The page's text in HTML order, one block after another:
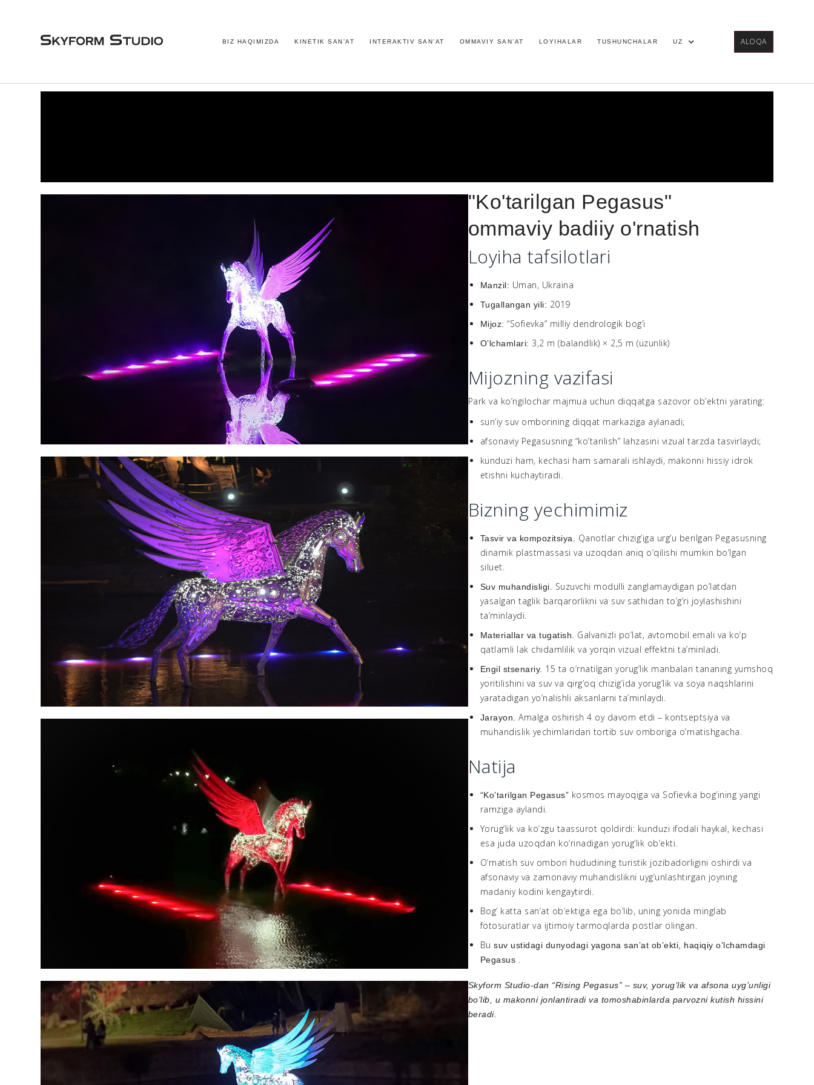
BIZ HAQIMIZDA KINETIK SAN’AT INTERAKTIV SAN’AT OMMAVIY SAN’AT LOYIHALAR TUSHUNCHALAR UZ ALOQA
"Ko'tarilgan Pegasus"
ommaviy badiiy o'rnatish
Loyiha tafsilotlari
Manzil: Uman, Ukraina
Tugallangan yili: 2019
Mijoz:“Sofievka” milliy dendrologik bog’i
O’lchamlari: 3,2 m (balandlik) × 2,5 m (uzunlik)
Mijozning vazifasi
Park va ko’ngilochar majmua uchun diqqatga sazovor ob’ektni yarating:
sun’iy suv omborining diqqat markaziga aylanadi;
afsonaviy Pegasusning “ko’tarilish” lahzasini vizual tarzda tasvirlaydi;
kunduzi ham, kechasi ham samarali ishlaydi, makonni hissiy idrok
etishni kuchaytiradi.
Bizning yechimimiz
Tasvir va kompozitsiya. Qanotlar chizig’iga urg’u berilgan Pegasusning
dinamik plastmassasi va uzoqdan aniq o’qilishi mumkin bo’lgan
siluet.
Suv muhandisligi. Suzuvchi modulli zanglamaydigan po’latdan
yasalgan taglik barqarorlikni va suv sathidan to’g’ri joylashishini
ta’minlaydi.
Materiallar va tugatish. Galvanizli po’lat, avtomobil emali va ko’p
qatlamli lak chidamlilik va yorqin vizual effektni ta’minladi.
Engil stsenariy. 15 ta o’rnatilgan yorug’lik manbalari tananing yumshoq
yoritilishini va suv va qirg’oq chizig’ida yorug’lik va soya naqshlarini
yaratadigan yo’nalishli aksanlarni ta’minlaydi.
Jarayon.Amalga oshirish 4 oy davom etdi – kontseptsiya va
muhandislik yechimlaridan tortib suv omboriga o’rnatishgacha.
Natija
“Ko’tarilgan Pegasus” kosmos mayoqiga va Sofievka bog’ining yangi
ramziga aylandi.
Yorug’lik va ko’zgu taassurot qoldirdi: kunduzi ifodali haykal, kechasi
esa juda uzoqdan ko’rinadigan yorug’lik ob’ekti.
O’rnatish suv ombori hududining turistik jozibadorligini oshirdi va
afsonaviy va zamonaviy muhandislikni uyg’unlashtirgan joyning
madaniy kodini kengaytirdi.
Bog’ katta san’at ob’ektiga ega bo’lib, uning yonida minglab
fotosuratlar va ijtimoiy tarmoqlarda postlar olingan.
Busuv ustidagi dunyodagi yagona san’at ob’ekti, haqiqiy o’lchamdagi
Pegasus .
Skyform Studio-dan “Rising Pegasus” – suv, yorug’lik va afsona uyg’unligi
bo’lib, u makonni jonlantiradi va tomoshabinlarda parvozni kutish hissini
beradi.